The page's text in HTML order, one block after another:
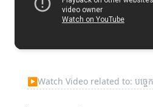
▶Watch Video related to: បច្ចេ